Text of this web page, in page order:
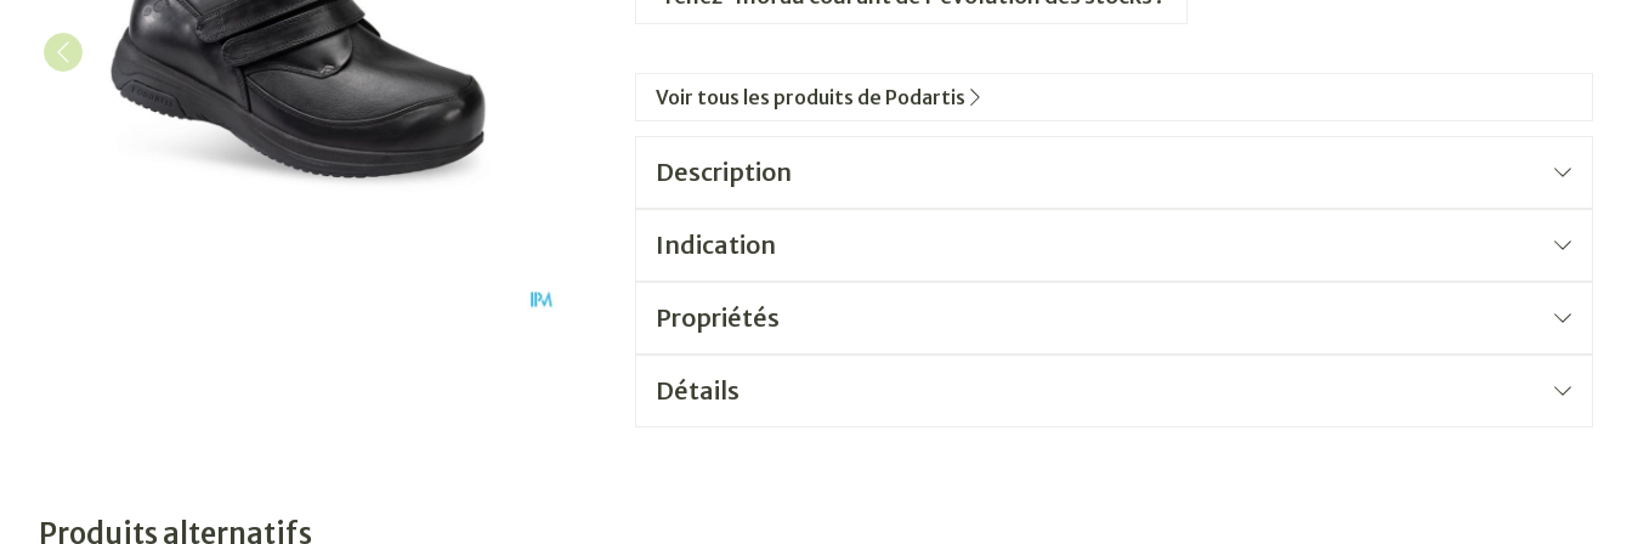
Voir tous les produits de Podartis
Description
Indication
Propriétés
Détails
Produits alternatifs